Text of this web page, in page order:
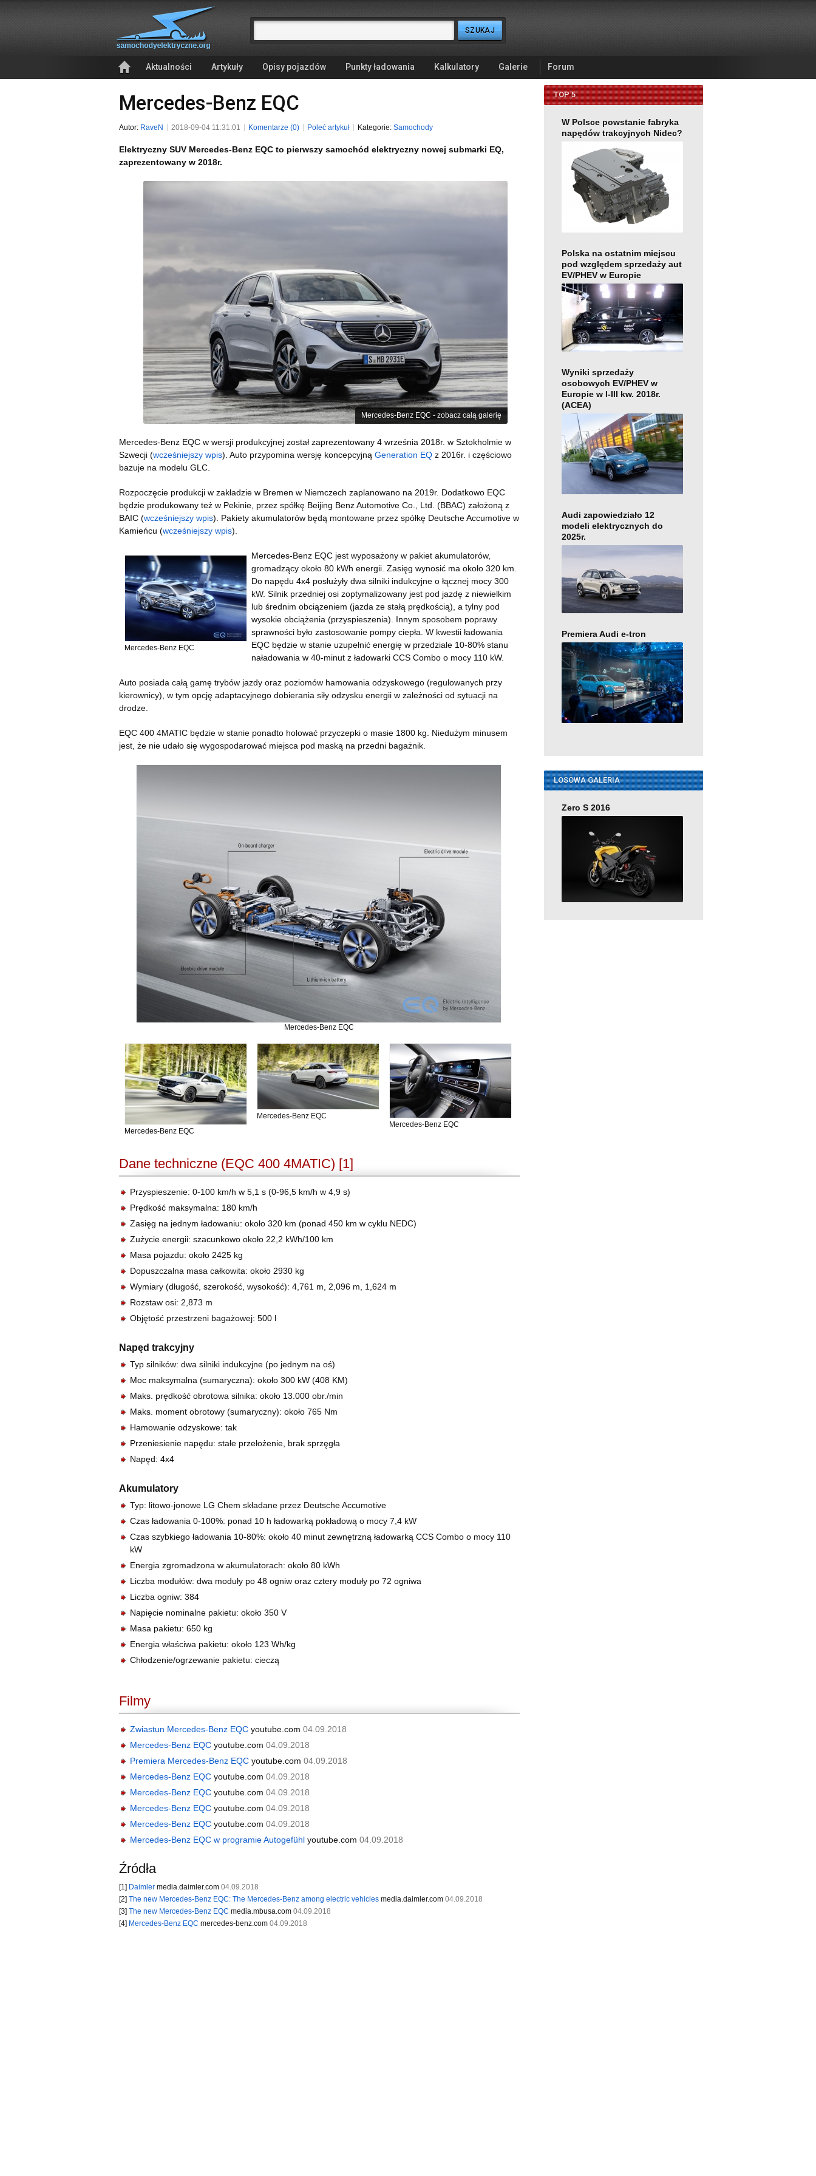
Aktualności Artykuły Opisy pojazdów Punkty ładowania Kalkulatory Galerie Forum
Mercedes-Benz EQC
Autor: RaveN 2018-09-04 11:31:01 Komentarze (0) Poleć artykuł Kategorie: Samochody
Elektryczny SUV Mercedes-Benz EQC to pierwszy samochód elektryczny nowej submarki EQ,
zaprezentowany w 2018r.
Mercedes-Benz EQC - zobacz całą galerię
Mercedes-Benz EQC w wersji produkcyjnej został zaprezentowany 4 września 2018r. w Sztokholmie w
Szwecji (wcześniejszy wpis). Auto przypomina wersję koncepcyjną Generation EQ z 2016r. i częściowo
bazuje na modelu GLC.
Rozpoczęcie produkcji w zakładzie w Bremen w Niemczech zaplanowano na 2019r. Dodatkowo EQC
będzie produkowany też w Pekinie, przez spółkę Beijing Benz Automotive Co., Ltd. (BBAC) założoną z
BAIC (wcześniejszy wpis). Pakiety akumulatorów będą montowane przez spółkę Deutsche Accumotive w
Kamieńcu (wcześniejszy wpis).
Mercedes-Benz EQC
Mercedes-Benz EQC jest wyposażony w pakiet akumulatorów,
gromadzący około 80 kWh energii. Zasięg wynosić ma około 320 km.
Do napędu 4x4 posłużyły dwa silniki indukcyjne o łącznej mocy 300
kW. Silnik przedniej osi zoptymalizowany jest pod jazdę z niewielkim
lub średnim obciązeniem (jazda ze stałą prędkością), a tylny pod
wysokie obciążenia (przyspieszenia). Innym sposobem poprawy
sprawności było zastosowanie pompy ciepła. W kwestii ładowania
EQC będzie w stanie uzupełnić energię w przedziale 10-80% stanu
naładowania w 40-minut z ładowarki CCS Combo o mocy 110 kW.
Auto posiada całą gamę trybów jazdy oraz poziomów hamowania odzyskowego (regulowanych przy
kierownicy), w tym opcję adaptacyjnego dobierania siły odzysku energii w zależności od sytuacji na
drodze.
EQC 400 4MATIC będzie w stanie ponadto holować przyczepki o masie 1800 kg. Niedużym minusem
jest, że nie udało się wygospodarować miejsca pod maską na przedni bagażnik.
Mercedes-Benz EQC
Mercedes-Benz EQC
Mercedes-Benz EQC
Mercedes-Benz EQC
Dane techniczne (EQC 400 4MATIC) [1]
Przyspieszenie: 0-100 km/h w 5,1 s (0-96,5 km/h w 4,9 s)
Prędkość maksymalna: 180 km/h
Zasięg na jednym ładowaniu: około 320 km (ponad 450 km w cyklu NEDC)
Zużycie energii: szacunkowo około 22,2 kWh/100 km
Masa pojazdu: około 2425 kg
Dopuszczalna masa całkowita: około 2930 kg
Wymiary (długość, szerokość, wysokość): 4,761 m, 2,096 m, 1,624 m
Rozstaw osi: 2,873 m
Objętość przestrzeni bagażowej: 500 l
Napęd trakcyjny
Typ silników: dwa silniki indukcyjne (po jednym na oś)
Moc maksymalna (sumaryczna): około 300 kW (408 KM)
Maks. prędkość obrotowa silnika: około 13.000 obr./min
Maks. moment obrotowy (sumaryczny): około 765 Nm
Hamowanie odzyskowe: tak
Przeniesienie napędu: stałe przełożenie, brak sprzęgła
Napęd: 4x4
Akumulatory
Typ: litowo-jonowe LG Chem składane przez Deutsche Accumotive
Czas ładowania 0-100%: ponad 10 h ładowarką pokładową o mocy 7,4 kW
Czas szybkiego ładowania 10-80%: około 40 minut zewnętrzną ładowarką CCS Combo o mocy 110
kW
Energia zgromadzona w akumulatorach: około 80 kWh
Liczba modułów: dwa moduły po 48 ogniw oraz cztery moduły po 72 ogniwa
Liczba ogniw: 384
Napięcie nominalne pakietu: około 350 V
Masa pakietu: 650 kg
Energia właściwa pakietu: około 123 Wh/kg
Chłodzenie/ogrzewanie pakietu: cieczą
Filmy
Zwiastun Mercedes-Benz EQC youtube.com 04.09.2018
Mercedes-Benz EQC youtube.com 04.09.2018
Premiera Mercedes-Benz EQC youtube.com 04.09.2018
Mercedes-Benz EQC youtube.com 04.09.2018
Mercedes-Benz EQC youtube.com 04.09.2018
Mercedes-Benz EQC youtube.com 04.09.2018
Mercedes-Benz EQC youtube.com 04.09.2018
Mercedes-Benz EQC w programie Autogefühl youtube.com 04.09.2018
Źródła
[1] Daimler media.daimler.com 04.09.2018
[2] The new Mercedes-Benz EQC: The Mercedes-Benz among electric vehicles media.daimler.com 04.09.2018
[3] The new Mercedes-Benz EQC media.mbusa.com 04.09.2018
[4] Mercedes-Benz EQC mercedes-benz.com 04.09.2018
TOP 5
W Polsce powstanie fabryka
napędów trakcyjnych Nidec?
Polska na ostatnim miejscu
pod względem sprzedaży aut
EV/PHEV w Europie
Wyniki sprzedaży
osobowych EV/PHEV w
Europie w I-III kw. 2018r.
(ACEA)
Audi zapowiedziało 12
modeli elektrycznych do
2025r.
Premiera Audi e-tron
LOSOWA GALERIA
Zero S 2016